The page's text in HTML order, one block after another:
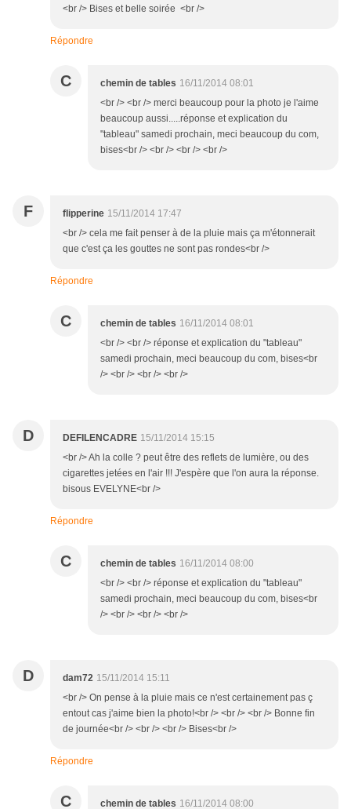
<br /> Bises et belle soirée <br />
Répondre
C chemin de tables 16/11/2014 08:01
<br /> <br /> merci beaucoup pour la photo je l'aime
beaucoup aussi.....réponse et explication du
"tableau" samedi prochain, meci beaucoup du com,
bises<br /> <br /> <br /> <br />
F flipperine 15/11/2014 17:47
<br /> cela me fait penser à de la pluie mais ça m'étonnerait
que c'est ça les gouttes ne sont pas rondes<br />
Répondre
C chemin de tables 16/11/2014 08:01
<br /> <br /> réponse et explication du "tableau"
samedi prochain, meci beaucoup du com, bises<br
/> <br /> <br /> <br />
D DEFILENCADRE 15/11/2014 15:15
<br /> Ah la colle ? peut être des reflets de lumière, ou des
cigarettes jetées en l'air !!! J'espère que l'on aura la réponse.
bisous EVELYNE<br />
Répondre
C chemin de tables 16/11/2014 08:00
<br /> <br /> réponse et explication du "tableau"
samedi prochain, meci beaucoup du com, bises<br
/> <br /> <br /> <br />
D dam72 15/11/2014 15:11
<br /> On pense à la pluie mais ce n'est certainement pas ç
entout cas j'aime bien la photo!<br /> <br /> <br /> Bonne fin
de journée<br /> <br /> <br /> Bises<br />
Répondre
C chemin de tables 16/11/2014 08:00